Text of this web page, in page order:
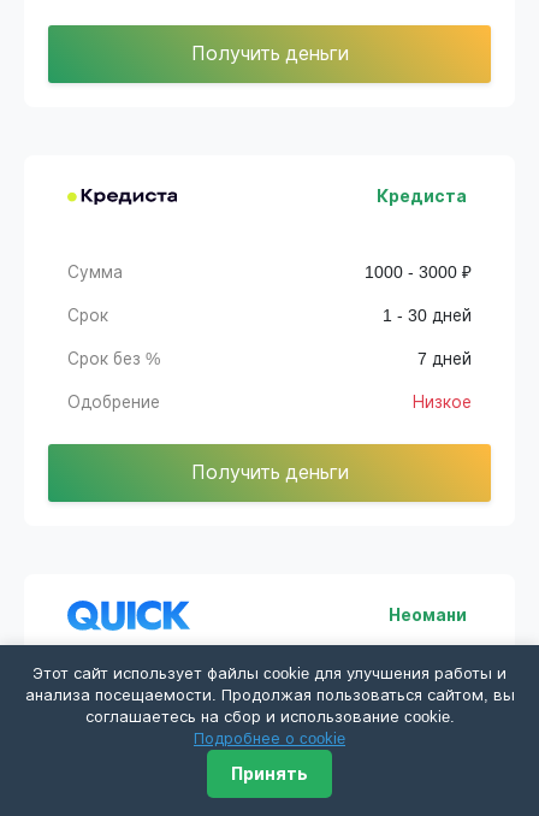
Получить деньги
Кредиста
Сумма 1000 - 3000 ₽
Срок 1 - 30 дней
Срок без % 7 дней
Одобрение Низкое
Получить деньги
Неомани
Сумма 1000 - 30000 ₽
Этот сайт использует файлы cookie для улучшения работы и
анализа посещаемости. Продолжая пользоваться сайтом, вы
соглашаетесь на сбор и использование cookie.
Подробнее о cookie
Принять